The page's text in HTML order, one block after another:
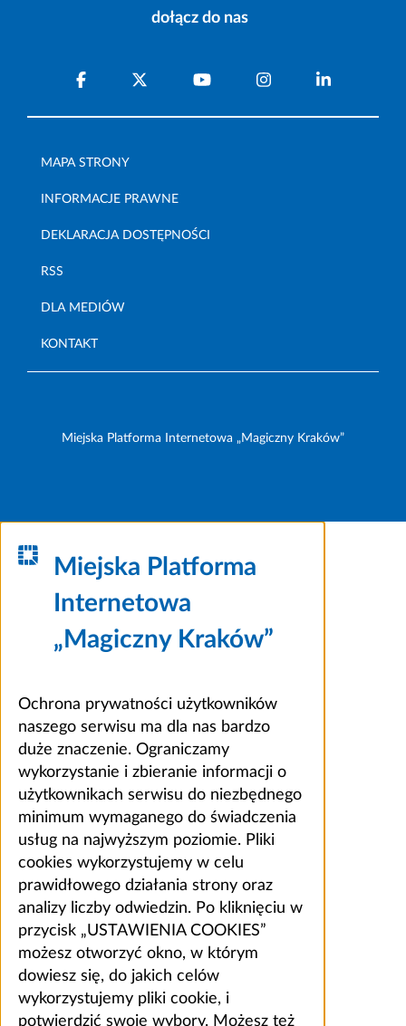
dołącz do nas
MAPA STRONY
INFORMACJE PRAWNE
DEKLARACJA DOSTĘPNOŚCI
RSS
DLA MEDIÓW
KONTAKT
Miejska Platforma Internetowa „Magiczny Kraków”
Miejska Platforma
Internetowa
„Magiczny Kraków”
Ochrona prywatności użytkowników
naszego serwisu ma dla nas bardzo
duże znaczenie. Ograniczamy
wykorzystanie i zbieranie informacji o
użytkownikach serwisu do niezbędnego
minimum wymaganego do świadczenia
usług na najwyższym poziomie. Pliki
cookies wykorzystujemy w celu
prawidłowego działania strony oraz
analizy liczby odwiedzin. Po kliknięciu w
przycisk „USTAWIENIA COOKIES”
możesz otworzyć okno, w którym
dowiesz się, do jakich celów
wykorzystujemy pliki cookie, i
potwierdzić swoje wybory. Możesz też